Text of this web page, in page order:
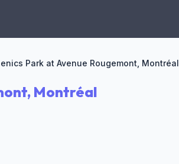
Park at Avenue Rougemont, Montréal
Montréal